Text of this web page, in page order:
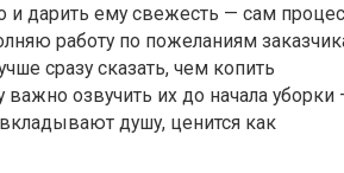
и дарить ему свежесть — сам
работу по пожеланиям
сразу сказать, чем копить
озвучить их до начала уборки
душу, ценится как